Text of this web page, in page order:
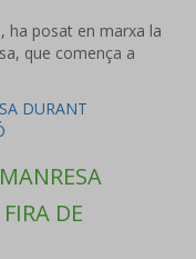
ha posat en marxa la
que comença a
DE